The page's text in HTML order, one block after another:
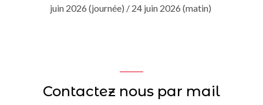
juin 2026 (journée) / 24 juin 2026 (matin)
Contactez nous par mail